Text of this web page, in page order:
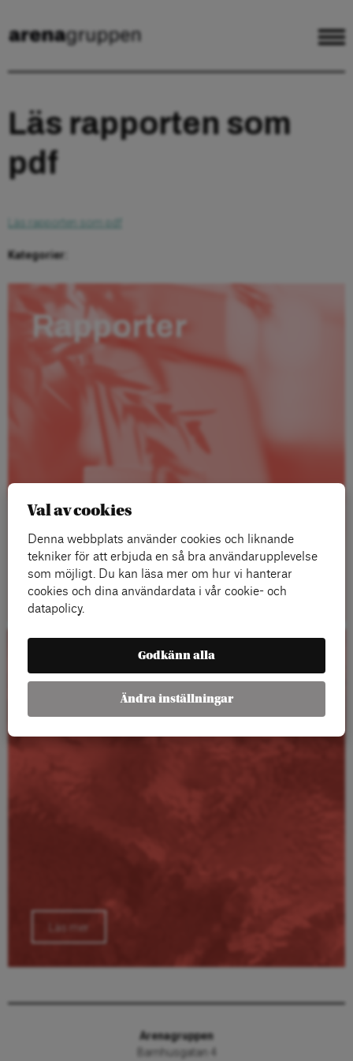
Läs rapporten som
pdf
Läs rapporten som pdf
Kategorier:
Rapporter
Läs mer
Kalender
Läs mer
Arenagruppen
Barnhusgatan 4
Val av cookies
Denna webbplats använder cookies och liknande
tekniker för att erbjuda en så bra användarupplevelse
som möjligt. Du kan läsa mer om hur vi hanterar
cookies och dina användardata i vår cookie- och
datapolicy.
Godkänn alla
Ändra inställningar